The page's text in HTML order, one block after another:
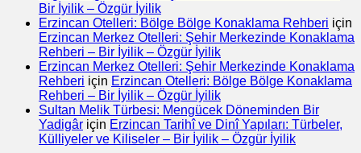
Bir İyilik – Özgür İyilik
Erzincan Otelleri: Bölge Bölge Konaklama Rehberi için
Erzincan Merkez Otelleri: Şehir Merkezinde Konaklama
Rehberi – Bir İyilik – Özgür İyilik
Erzincan Merkez Otelleri: Şehir Merkezinde Konaklama
Rehberi için Erzincan Otelleri: Bölge Bölge Konaklama
Rehberi – Bir İyilik – Özgür İyilik
Sultan Melik Türbesi: Mengücek Döneminden Bir
Yadigâr için Erzincan Tarihî ve Dinî Yapıları: Türbeler,
Külliyeler ve Kiliseler – Bir İyilik – Özgür İyilik